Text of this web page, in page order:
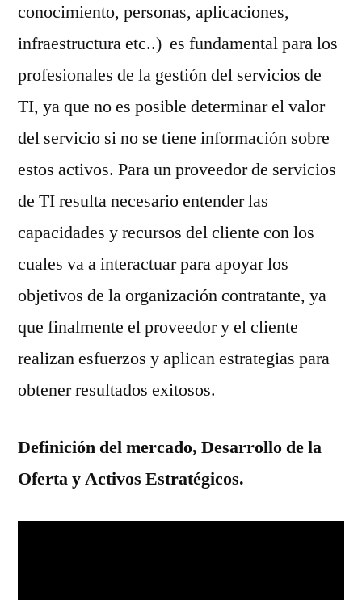
conocimiento, personas, aplicaciones,
infraestructura etc..) es fundamental para los
profesionales de la gestión del servicios de
TI, ya que no es posible determinar el valor
del servicio si no se tiene información sobre
estos activos. Para un proveedor de servicios
de TI resulta necesario entender las
capacidades y recursos del cliente con los
cuales va a interactuar para apoyar los
objetivos de la organización contratante, ya
que finalmente el proveedor y el cliente
realizan esfuerzos y aplican estrategias para
obtener resultados exitosos.
Definición del mercado, Desarrollo de la
Oferta y Activos Estratégicos.